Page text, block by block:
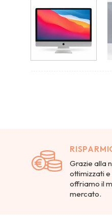
Grazie alla
ottimizzati
offriamo il
mercato.